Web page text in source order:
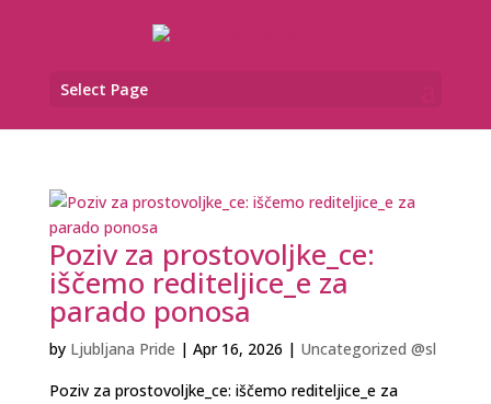
Select Page
Poziv za prostovoljke_ce:
iščemo rediteljice_e za
parado ponosa
by Ljubljana Pride | Apr 16, 2026 | Uncategorized @sl
Poziv za prostovoljke_ce: iščemo rediteljice_e za